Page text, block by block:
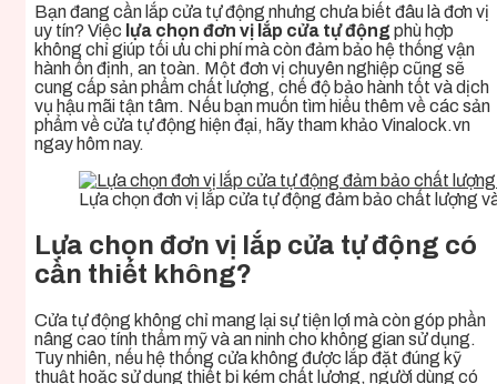
Bạn đang cần lắp cửa tự động nhưng chưa biết đâu là đơn vị
uy tín? Việc lựa chọn đơn vị lắp cửa tự động phù hợp
không chỉ giúp tối ưu chi phí mà còn đảm bảo hệ thống vận
hành ổn định, an toàn. Một đơn vị chuyên nghiệp cũng sẽ
cung cấp sản phẩm chất lượng, chế độ bảo hành tốt và dịch
vụ hậu mãi tận tâm. Nếu bạn muốn tìm hiểu thêm về các sản
phẩm về cửa tự động hiện đại, hãy tham khảo Vinalock.vn
ngay hôm nay.
Lựa chọn đơn vị lắp cửa tự động đảm bảo chất lượng
Lựa chọn đơn vị lắp cửa tự động có
cần thiết không?
Cửa tự động không chỉ mang lại sự tiện lợi mà còn góp phần
nâng cao tính thẩm mỹ và an ninh cho không gian sử dụng.
Tuy nhiên, nếu hệ thống cửa không được lắp đặt đúng kỹ
thuật hoặc sử dụng thiết bị kém chất lượng, người dùng có